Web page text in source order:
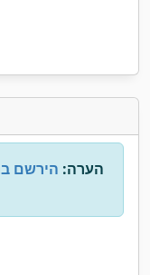
הערה: הירשם